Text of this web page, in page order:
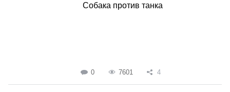
Собака против танка
0 7601 4